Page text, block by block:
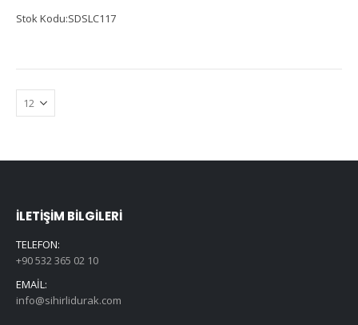
Stok Kodu:SDSLC117
İLETIŞIM BILGILERI
TELEFON:
+90 532 365 02 10
EMAIL:
info@sihirlidurak.com